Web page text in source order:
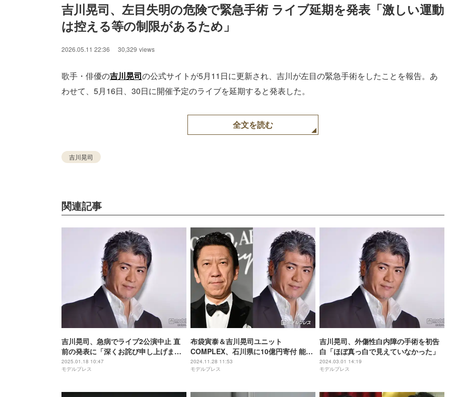
Unmute /
吉川晃司、左目失明の危険で緊急手術 ライブ延期を発表「激しい運動
は控える等の制限があるため」
2026.05.11 22:36 30,329 views
歌手・俳優の吉川晃司の公式サイトが5月11日に更新され、吉川が左目の緊急手術をしたことを報告。あ
わせて、5月16日、30日に開催予定のライブを延期すると発表した。
全文を読む
吉川晃司
関連記事
吉川晃司、急病でライブ2公演中止 直
前の発表に「深くお詫び申し上げま
す」
2025.01.18 10:47
モデルプレス
布袋寅泰＆吉川晃司ユニット
COMPLEX、石川県に10億円寄付 能登
半島地震の復興支援
2024.11.28 11:53
モデルプレス
吉川晃司、外傷性白内障の手術を初告
白「ほぼ真っ白で見えていなかった」
2024.03.01 14:19
モデルプレス